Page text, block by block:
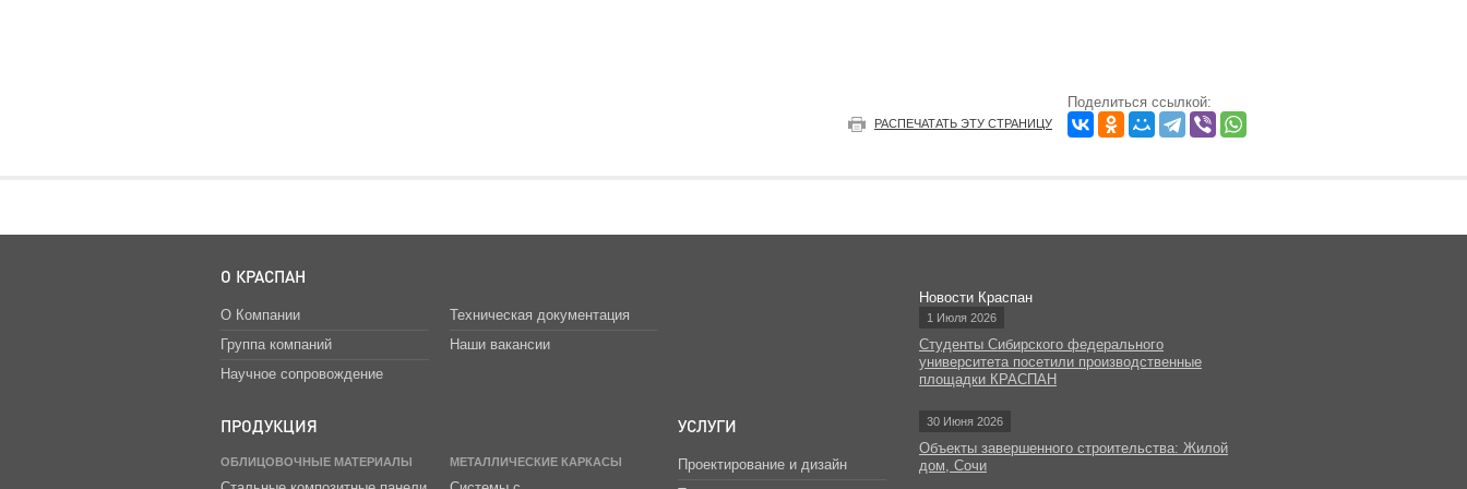
РАСПЕЧАТАТЬ ЭТУ СТРАНИЦУ
Поделиться ссылкой:
О КРАСПАН
О Компании
Группа компаний
Научное сопровождение
Техническая документация
Наши вакансии
ПРОДУКЦИЯ
ОБЛИЦОВОЧНЫЕ МАТЕРИАЛЫ МЕТАЛЛИЧЕСКИЕ КАРКАСЫ
УСЛУГИ
Проектирование и дизайн
Новости Краспан
1 Июля 2026
Студенты Сибирского федерального
университета посетили производственные
площадки КРАСПАН
30 Июня 2026
Объекты завершенного строительства: Жилой
дом, Сочи